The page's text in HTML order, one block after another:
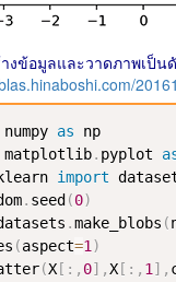
งข้อมูลและวาดภาพเป็น
numpy as
matplotlib. pyplot
import
. seed (0)
.make_blobs (
(aspect=1 )
(X [ : , 0] ,X [ : , 1 ] ,